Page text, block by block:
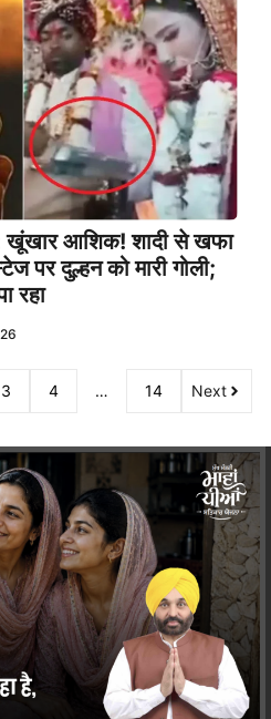
आशिक! शादी से खफा
पर दुल्हन को मारी गोली;
रहा
3 4 … 14 Next